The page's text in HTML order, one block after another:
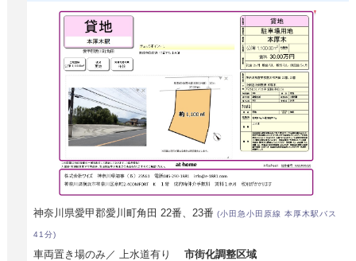
神奈川県愛甲郡愛川町角田 22番、23番(小田急小田原線 本厚木駅バス
41分)
車両置き場のみ／ 上水道有り市街化調整区域